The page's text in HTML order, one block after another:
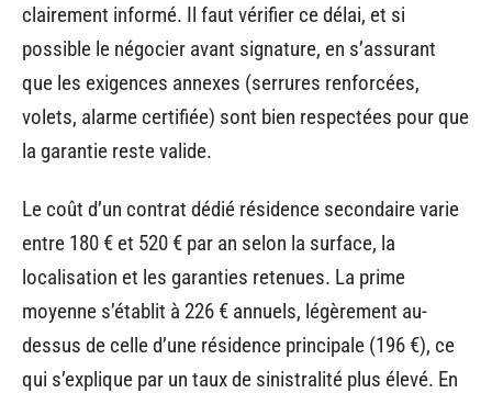
clairement informé. Il faut vérifier ce délai, et si
possible le négocier avant signature, en s’assurant
que les exigences annexes (serrures renforcées,
volets, alarme certifiée) sont bien respectées pour que
la garantie reste valide.
Le coût d’un contrat dédié résidence secondaire varie
entre 180 € et 520 € par an selon la surface, la
localisation et les garanties retenues. La prime
moyenne s’établit à 226 € annuels, légèrement au-
dessus de celle d’une résidence principale (196 €), ce
qui s’explique par un taux de sinistralité plus élevé. En